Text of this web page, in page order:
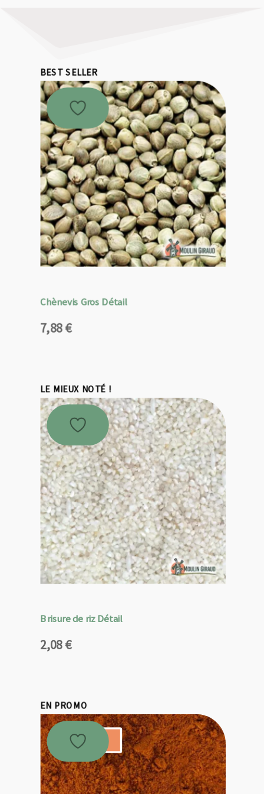
BEST SELLER
Chènevis Gros Détail
7,88€
LE MIEUX NOTÉ !
Brisure de riz Détail
2,08€
EN PROMO
Promo !